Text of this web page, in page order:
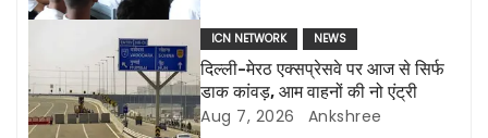
g
a
t
ICN NETWORK NEWS
दिल्ली-मेरठ एक्सप्रेसवे पर आज से सिर्फ
डाक कांवड़, आम वाहनों की नो एंट्री
Aug 7, 2026 Ankshree